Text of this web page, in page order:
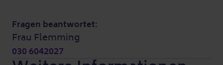
Fragen beantwortet:
Frau Flemming
030 6042027